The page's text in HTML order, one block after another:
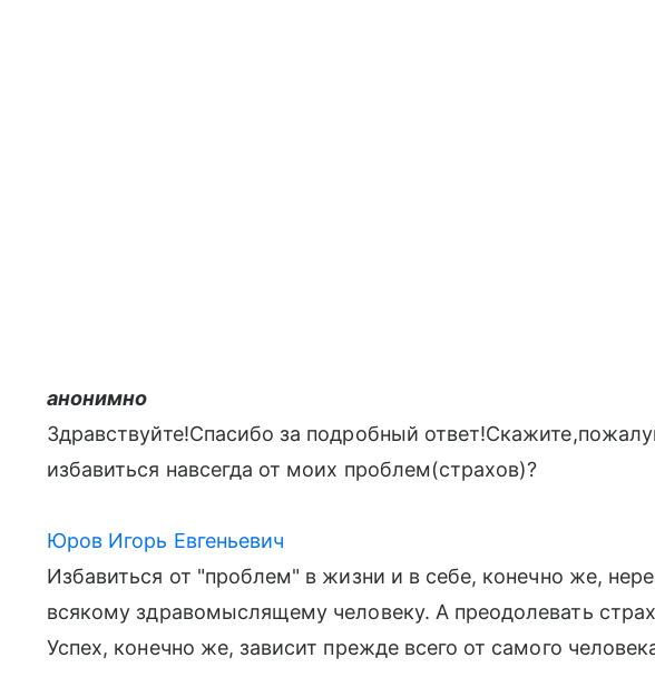
анонимно
Здравствуйте!Спасибо за подробный
избавиться навсегда от моих проблем(страхов)?
Юров Игорь Евгеньевич
Избавиться от "проблем" в жизни и в себе, конечно же,
всякому здравомыслящему человеку. А преодолевать
Успех, конечно же, зависит прежде всего от самого